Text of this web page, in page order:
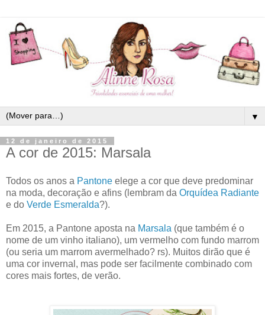
▼
12 de janeiro de 2015
A cor de 2015: Marsala
Todos os anos a Pantone elege a cor que deve predominar
na moda, decoração e afins (lembram da Orquídea Radiante
e do Verde Esmeralda?).
Em 2015, a Pantone aposta na Marsala (que também é o
nome de um vinho italiano), um vermelho com fundo marrom
(ou seria um marrom avermelhado? rs). Muitos dirão que é
uma cor invernal, mas pode ser facilmente combinado com
cores mais fortes, de verão.